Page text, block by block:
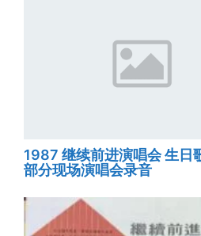
1987 继续前进演唱会 生日
部分现场演唱会录音